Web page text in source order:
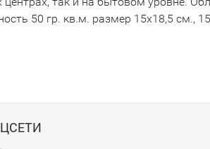
50 гр. кв.м. размер 15х18,5 см.,